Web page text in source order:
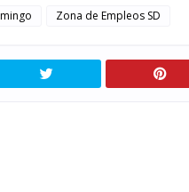
Zona de Empleos SD